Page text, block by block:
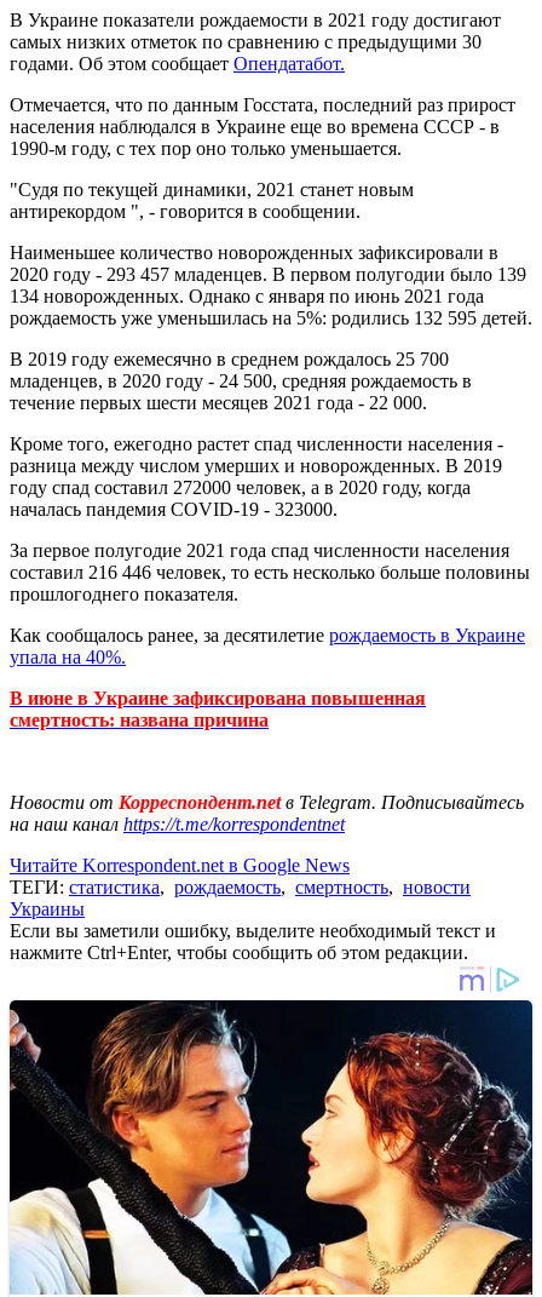
В Украине показатели рождаемости в 2021 году достигают
самых низких отметок по сравнению с предыдущими 30
годами. Об этом сообщает Опендатабот.
Отмечается, что по данным Госстата, последний раз прирост
населения наблюдался в Украине еще во времена СССР - в
1990-м году, с тех пор оно только уменьшается.
"Судя по текущей динамики, 2021 станет новым
антирекордом ", - говорится в сообщении.
Наименьшее количество новорожденных зафиксировали в
2020 году - 293 457 младенцев. В первом полугодии было 139
134 новорожденных. Однако с января по июнь 2021 года
рождаемость уже уменьшилась на 5%: родились 132 595 детей.
В 2019 году ежемесячно в среднем рождалось 25 700
младенцев, в 2020 году - 24 500, средняя рождаемость в
течение первых шести месяцев 2021 года - 22 000.
Кроме того, ежегодно растет спад численности населения -
разница между числом умерших и новорожденных. В 2019
году спад составил 272000 человек, а в 2020 году, когда
началась пандемия COVID-19 - 323000.
За первое полугодие 2021 года спад численности населения
составил 216 446 человек, то есть несколько больше половины
прошлогоднего показателя.
Как сообщалось ранее, за десятилетие рождаемость в Украине
упала на 40%.
В июне в Украине зафиксирована повышенная
смертность: названа причина
Новости от Корреспондент.netв Telegram. Подписывайтесь
на наш канал https://t.me/korrespondentnet
Читайте Korrespondent.net в Google News
ТЕГИ: статистика, рождаемость, смертность, новости
Украины
Если вы заметили ошибку, выделите необходимый текст и
нажмите Ctrl+Enter, чтобы сообщить об этом редакции.